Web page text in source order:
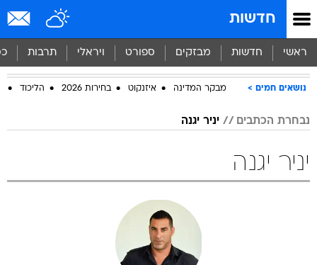
חדשות
ראשי חדשות מבזקים ספורט ויראלי תרבות
נושאים חמים מבקר המדינה איזנקוט בחירות 2026 הליכוד
נבחרת הכתבים יניר יגנה
יניר יגנה